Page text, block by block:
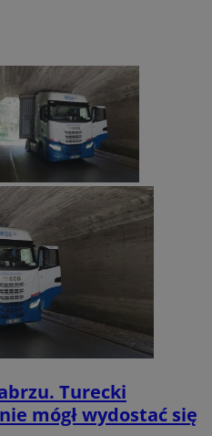
Turecki
mógł wydostać się